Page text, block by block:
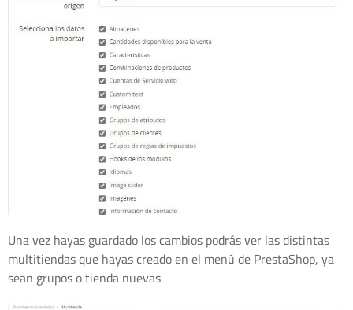
Una vez hayas guardado los cambios podrás ver las distintas
multitiendas que hayas creado en el menú de PrestaShop, ya
sean grupos o tienda nuevas